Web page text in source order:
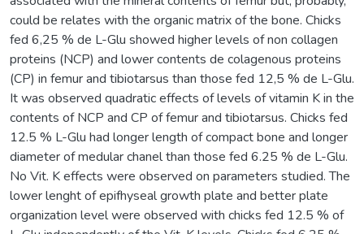
could be relates with the organic matrix of the bone. Chicks
fed 6,25 % de L-Glu showed higher levels of non collagen
proteins (NCP) and lower contents de colagenous proteins
(CP) in femur and tibiotarsus than those fed 12,5 % de L-Glu.
It was observed quadratic effects of levels of vitamin K in the
contents of NCP and CP of femur and tibiotarsus. Chicks fed
12.5 % L-Glu had longer length of compact bone and longer
diameter of medular chanel than those fed 6.25 % de L-Glu.
No Vit. K effects were observed on parameters studied. The
lower lenght of epifhyseal growth plate and better plate
organization level were observed with chicks fed 12.5 % of